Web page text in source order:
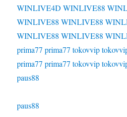
WINLIVE4D WINLIVE88
WINLIVE88 WINLIVE88
WINLIVE88 WINLIVE88
prima77 prima77 tokovvip
prima77 prima77 tokovvip
paus88
paus88